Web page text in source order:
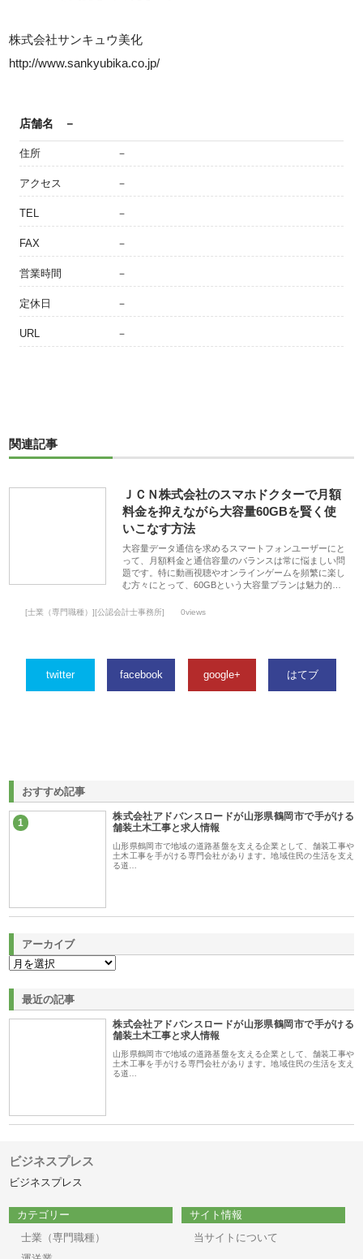
株式会社サンキュウ美化
http://www.sankyubika.co.jp/
店舗名 －
住所 －
アクセス －
TEL －
FAX －
営業時間 －
定休日 －
URL －
関連記事
ＪＣＮ株式会社のスマホドクターで月額
料金を抑えながら大容量60GBを賢く使
いこなす方法
大容量データ通信を求めるスマートフォンユーザーにと
って、月額料金と通信容量のバランスは常に悩ましい問
題です。特に動画視聴やオンラインゲームを頻繁に楽し
む方々にとって、60GBという大容量プランは魅力的…
[士業（専門職種）][公認会計士事務所] 0views
twitter facebook google+ はてブ
おすすめ記事
1
株式会社アドバンスロードが山形県鶴岡市で手がける
舗装土木工事と求人情報
山形県鶴岡市で地域の道路基盤を支える企業として、舗装工事や
土木工事を手がける専門会社があります。地域住民の生活を支え
る道…
アーカイブ
最近の記事
株式会社アドバンスロードが山形県鶴岡市で手がける
舗装土木工事と求人情報
山形県鶴岡市で地域の道路基盤を支える企業として、舗装工事や
土木工事を手がける専門会社があります。地域住民の生活を支え
る道…
ビジネスプレス
ビジネスプレス
カテゴリー
士業（専門職種）
サイト情報
当サイトについて